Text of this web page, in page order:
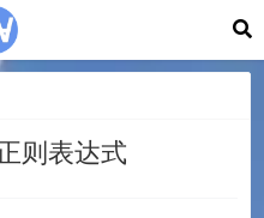
则表达式